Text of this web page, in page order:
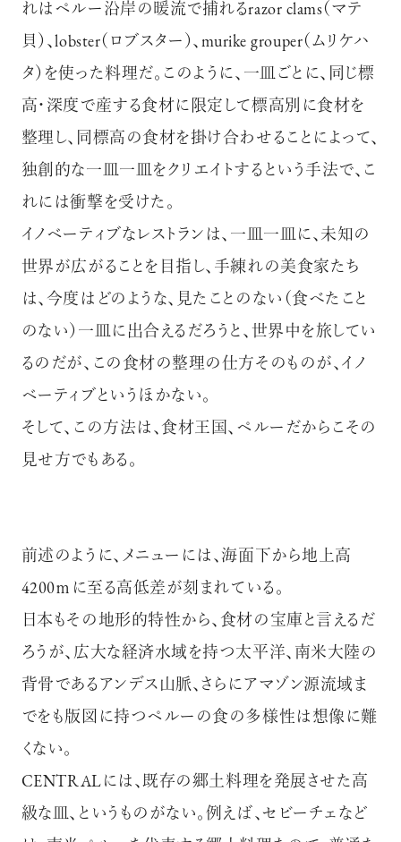
れはペルー沿岸の暖流で捕れるrazor clams（マテ
貝）、lobster（ロブスター）、murike grouper（ムリケハ
タ）を使った料理だ。このように、一皿ごとに、同じ標
高・深度で産する食材に限定して標高別に食材を
整理し、同標高の食材を掛け合わせることによって、
独創的な一皿一皿をクリエイトするという手法で、こ
れには衝撃を受けた。
イノベーティブなレストランは、一皿一皿に、未知の
世界が広がることを目指し、手練れの美食家たち
は、今度はどのような、見たことのない（食べたこと
のない）一皿に出合えるだろうと、世界中を旅してい
るのだが、この食材の整理の仕方そのものが、イノ
ベーティブというほかない。
そして、この方法は、食材王国、ペルーだからこその
見せ方でもある。
前述のように、メニューには、海面下から地上高
4200ｍに至る高低差が刻まれている。
日本もその地形的特性から、食材の宝庫と言えるだ
ろうが、広大な経済水域を持つ太平洋、南米大陸の
背骨であるアンデス山脈、さらにアマゾン源流域ま
でをも版図に持つペルーの食の多様性は想像に難
くない。
CENTRALには、既存の郷土料理を発展させた高
級な皿、というものがない。例えば、セビーチェなど